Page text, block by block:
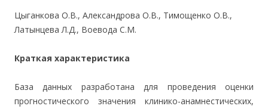
Цыганкова О.В., Александрова О.В., Тимощенко О.В.,
Латынцева Л.Д., Воевода С.М.
Краткая характеристика
База данных разработана для проведения оценки
прогностического значения клинико-анамнестических,